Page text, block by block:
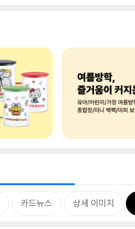
카드뉴스 상세 이미지